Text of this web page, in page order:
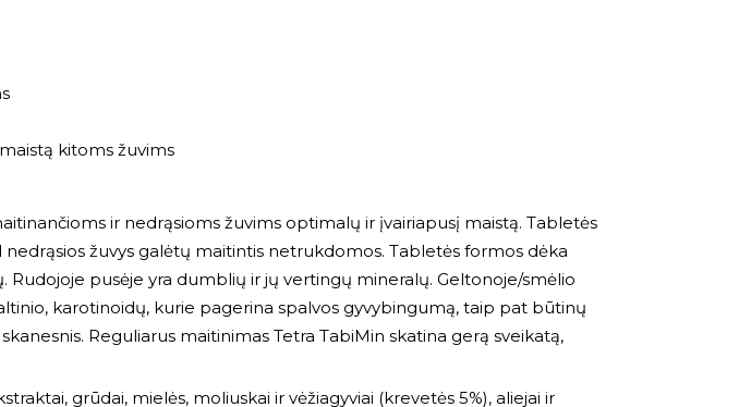
kitoms žuvims
ir nedrąsioms žuvims optimalų ir įvairiapusį maistą. Tabletės
žuvys galėtų maitintis netrukdomos. Tabletės formos dėka
Rudojoje pusėje yra dumblių ir jų vertingų mineralų. Geltonoje/smėlio
karotinoidų, kurie pagerina spalvos gyvybingumą, taip pat būtinų
Reguliarus maitinimas Tetra TabiMin skatina gerą sveikatą,
grūdai, mielės, moliuskai ir vėžiagyviai (krevetės 5%), aliejai ir